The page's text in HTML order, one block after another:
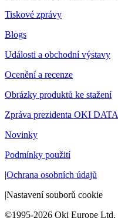
Tiskové zprávy
Blogs
Události a obchodní výstavy
Ocenění a recenze
Obrázky produktů ke stažení
Zpráva prezidenta OKI DATA
Novinky
Podmínky použití
|Ochrana osobních údajů
|Nastavení souborů cookie
©1995-2026 Oki Europe Ltd.